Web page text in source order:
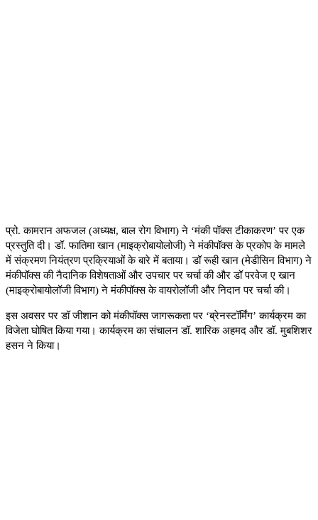
प्रो. कामरान अफजल (अध्यक्ष, बाल रोग विभाग) ने ‘मंकी पॉक्स टीकाकरण’ पर एक
प्रस्तुति दी। डॉ. फातिमा खान (माइक्रोबायोलोजी) ने मंकीपॉक्स के प्रकोप के मामले
में संक्रमण नियंत्रण प्रक्रियाओं के बारे में बताया। डॉ रूही खान (मेडीसिन विभाग) ने
मंकीपॉक्स की नैदानिक विशेषताओं और उपचार पर चर्चा की और डॉ परवेज ए खान
(माइक्रोबायोलॉजी विभाग) ने मंकीपॉक्स के वायरोलॉजी और निदान पर चर्चा की।
इस अवसर पर डॉ जीशान को मंकीपॉक्स जागरूकता पर ‘ब्रेनस्टॉर्मिंग’ कार्यक्रम का
विजेता घोषित किया गया। कार्यक्रम का संचालन डॉ. शारिक अहमद और डॉ. मुबशिशर
हसन ने किया।